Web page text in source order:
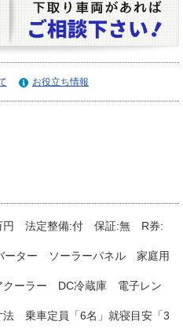
お役立ち情報
円 法定整備:付 保証:無 R券:
ーター ソーラーパネル 家庭用
ーラー DC冷蔵庫 電子レン
乗車定員「6名」就寝目安「3